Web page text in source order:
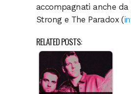
accompagnati anche da
Strong e The Paradox (
RELATED POSTS: